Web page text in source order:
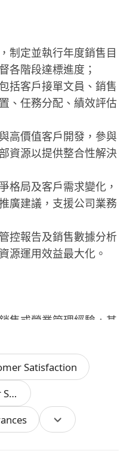
制定並執行年度銷售目
各階段達標進度；
括客戶接單文員、銷售
、任務分配、績效評估
高價值客戶開發，參與
資源以提供整合性解決
格局及客戶需求變化，
廣建議，支援公司業務
控報告及銷售數據分析
源運用效益最大化。
售或營業管理經驗，其
職務，有跨部門協作及
科、市場營銷、工商管
CIM、CIPM或同等專
慣例，能流利使用粵
面與口語溝通；
Satisfaction
Experienced in Customer Services